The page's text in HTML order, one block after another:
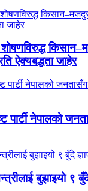
शोषणविरुद्ध
ऐक्यबद्धता जाहेर
पार्टी नेपालको
बुझाइयो ९